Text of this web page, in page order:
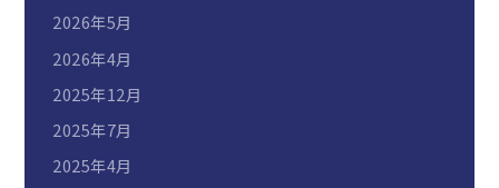
2026年5月
2026年4月
2025年12月
2025年7月
2025年4月